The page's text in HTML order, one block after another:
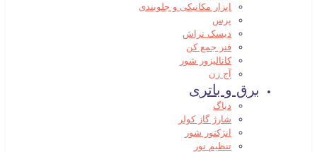
ابزار مکانیکی و جلوبندی
پرس
دیسک تراش
فنر جمع کن
کاتالیزور شور
آج زن
برق و باتری
دیاگ
شارژ گاز کولر
انژکتور شور
تنظیم نور